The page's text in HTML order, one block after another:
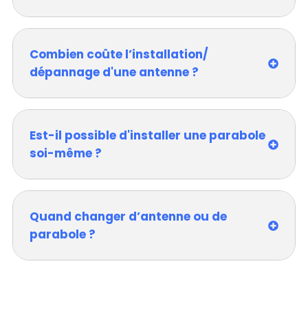
Combien coûte l’installation/
dépannage d'une antenne ?
Est-il possible d'installer une parabole
soi-même ?
Quand changer d’antenne ou de
parabole ?